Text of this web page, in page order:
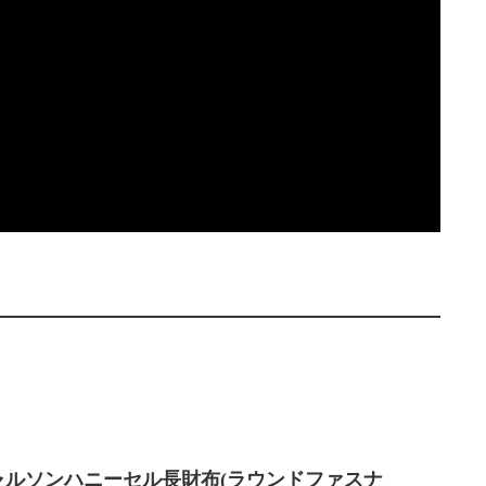
ルソンハニーセル長財布(ラウンドファスナ